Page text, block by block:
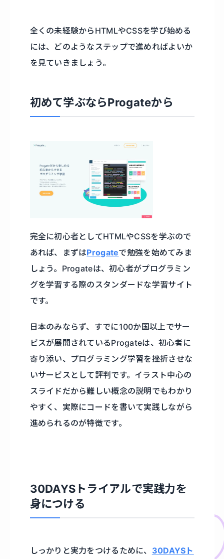
全くの未経験からHTMLやCSSを学び始める
には、どのようなステップで進めればよいか
を見ていきましょう。
初めて学ぶならProgateから
完全に初心者としてHTMLやCSSを学ぶので
あれば、まずはProgateで勉強を始めてみま
しょう。Progateは、初心者がプログラミン
グを学習する際のスタンダードな学習サイト
です。
日本のみならず、すでに100か国以上でサー
ビスが展開されているProgateは、初心者に
寄り添い、プログラミング学習を挫折させな
いサービスとして評判です。イラスト中心の
スライドだから難しい概念の説明でもわかり
やすく、実際にコードを書いて実践しながら
進められるのが特徴です。
30DAYSトライアルで実践力を
身につける
しっかりと実力をつけるために、 30DAYSト